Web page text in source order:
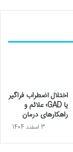
اختلال اضطراب فراگیر
یا GAD؛ علائم و
راهکارهای درمان
3 اسفند 1404